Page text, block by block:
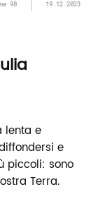
98 19.12.2023
lenta e
e
piccoli: sono
Terra.